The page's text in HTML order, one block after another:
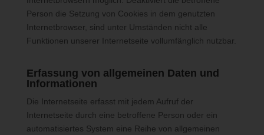
Person die Setzung von Cookies in dem genutzten
Internetbrowser, sind unter Umständen nicht alle
Funktionen unserer Internetseite vollumfänglich nutzbar.
Erfassung von allgemeinen Daten und
Informationen
Die Internetseite erfasst mit jedem Aufruf der
Internetseite durch eine betroffene Person oder ein
automatisiertes System eine Reihe von allgemeinen
Daten sicherzustellen. Die anonymen Daten der Server-Logfiles
werden getrennt von allen durch eine betroffene Person
angegebenen personenbezogenen Daten gespeichert.
Registrierung auf unserer Internetseite
Die betroffene Person hat die Möglichkeit, sich auf der
Internetseite des für die Verarbeitung Verantwortlichen unter
Angabe von personenbezogenen Daten zu registrieren. Welche